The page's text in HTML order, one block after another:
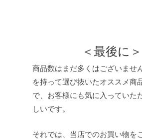
＜最後に＞
商品数はまだ多くはございませ
を持って選び抜いたオススメ商
で、お客様にも気に入っていた
しいです。
それでは、当店でのお買い物を